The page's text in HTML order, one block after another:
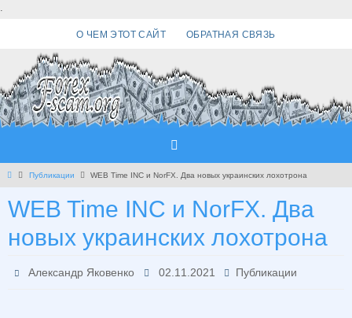
.
О ЧЕМ ЭТОТ САЙТ ОБРАТНАЯ СВЯЗЬ
Главная
Публикации WEB Time INC и NorFX. Два новых украинских лохотрона
WEB Time INC и NorFX. Два
новых украинских лохотрона
Александр Яковенко 02.11.2021 Публикации